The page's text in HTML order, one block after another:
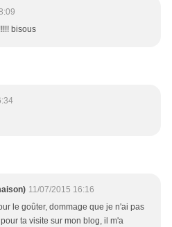
bisous
11/07/2015 16:16
le goûter, dommage que je n'ai pas
ta visite sur mon blog, il m'a